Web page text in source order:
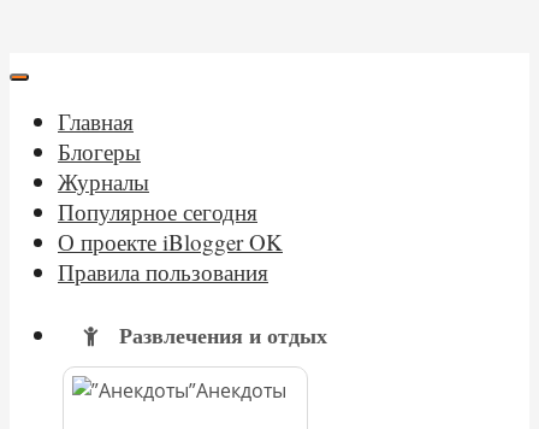
Главная
Блогеры
Журналы
Популярное сегодня
О проекте iBlogger OK
Правила пользования
Развлечения и отдых
Анекдоты